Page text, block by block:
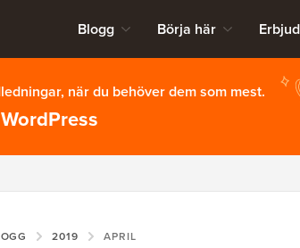
Blogg Börja här
när du behöver dem som mest.
2019 APRIL